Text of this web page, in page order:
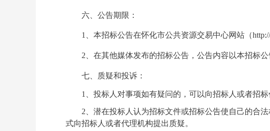
六、公告期限：
1、本招标公告在怀化市公共资源交易中心网站（
2、在其他媒体发布的招标公告，公告内容以本招标
七、质疑和投诉 ：
1、投标人对事项如有疑问的，可以向招标人或者招
2、潜在投标人认为招标文件或招标公告使自己的合
式向招标人或者代理机构提出质疑。